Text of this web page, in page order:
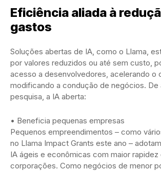
Eficiência aliada à
gastos
Soluções abertas de IA, como o Llama,
por valores reduzidos ou até sem custo,
acesso a desenvolvedores, acelerando o
modificando a condução de negócios. De
pesquisa, a IA aberta:
• Beneficia pequenas empresas
Pequenos empreendimentos – como
no Llama Impact Grants este ano –
IA ágeis e econômicas com maior rapidez
corporações. Como negócios de menor